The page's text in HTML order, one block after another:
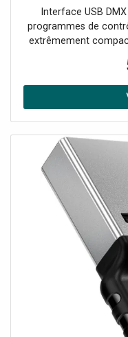
Interface USB
programmes de
extrêmement
inclus), Format
sacoches
téléchargement de
Eurolite tels que
galvaniquement est
DMX
canaux DMX,
NEUTRIK, Compatible
ou supérieur,
d'application
mariages/galas/
hôtels., Contenu
d'utilisation,
Classification IP:
d'alimentation fixe
Canaux DMX: Sortie
(F), Contrôle: DMX,
des marques: